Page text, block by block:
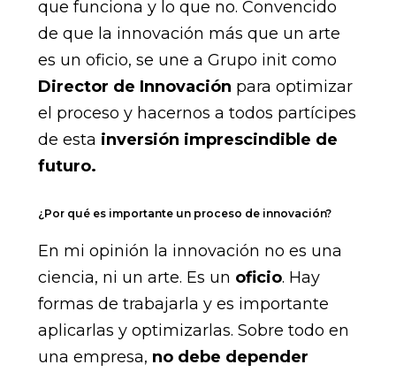
que funciona y lo que no. Convencido
de que la innovación más que un arte
es un oficio, se une a Grupo init como
Director de Innovación para optimizar
el proceso y hacernos a todos partícipes
de esta inversión imprescindible de
futuro.
¿Por qué es importante un proceso de innovación?
En mi opinión la innovación no es una
ciencia, ni un arte. Es un oficio. Hay
formas de trabajarla y es importante
aplicarlas y optimizarlas. Sobre todo en
una empresa, no debe depender